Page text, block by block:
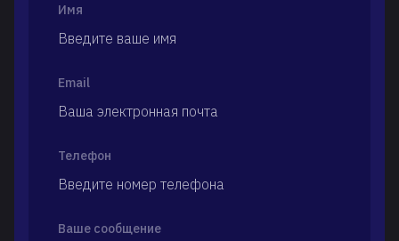
Имя
Email
Телефон
Ваше сообщение